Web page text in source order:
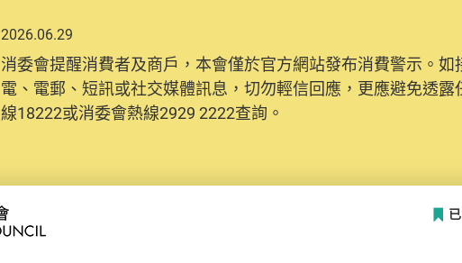
2026.06.29
消委會提醒消費者及商戶，本會僅於官方網站發布消費警示。
電、電郵、短訊或社交媒體訊息，切勿輕信回應，更應避免透
線18222或消委會熱線2929 2222查詢。